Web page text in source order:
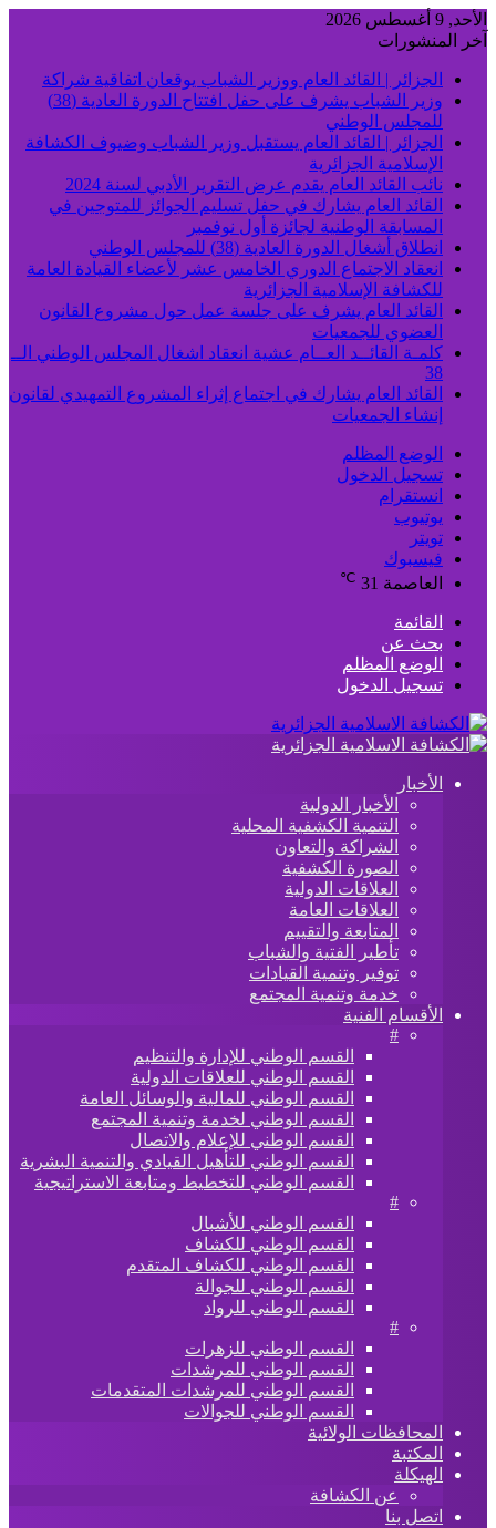
الأحد, 9 أغسطس 2026
آخر المنشورات
الجزائر | القائد العام ووزير الشباب يوقعان اتفاقية شراكة
وزير الشباب يشرف على حفل افتتاح الدورة العادية (38)
للمجلس الوطني
الجزائر | القائد العام يستقبل وزير الشباب وضيوف الكشافة
الإسلامية الجزائرية
نائب القائد العام يقدم عرض التقرير الأدبي لسنة 2024
القائد العام يشارك في حفل تسليم الجوائز للمتوجين في
المسابقة الوطنية لجائزة أول نوفمبر
انطلاق أشغال الدورة العادية (38) للمجلس الوطني
انعقاد الاجتماع الدوري الخامس عشر لأعضاء القيادة العامة
للكشافة الإسلامية الجزائرية
القائد العام يشرف على جلسة عمل حول مشروع القانون
العضوي للجمعيات
كلمـة القائــد العــام عشية انعقاد اشغال المجلس الوطني الــ
38
القائد العام يشارك في اجتماع إثراء المشروع التمهيدي لقانون
إنشاء الجمعيات
الوضع المظلم
تسجيل الدخول
انستقرام
يوتيوب
تويتر
فيسبوك
العاصمة 31
℃
القائمة
بحث عن
الوضع المظلم
تسجيل الدخول
الأخبار
الأخبار الدولية
التنمية الكشفية المحلية
الشراكة والتعاون
الصورة الكشفية
العلاقات الدولية
العلاقات العامة
المتابعة والتقييم
تأطير الفتية والشباب
توفير وتنمية القيادات
خدمة وتنمية المجتمع
الأقسام الفنية
#
القسم الوطني للإدارة والتنظيم
القسم الوطني للعلاقات الدولية
القسم الوطني للمالية والوسائل العامة
القسم الوطني لخدمة وتنمية المجتمع
القسم الوطني للإعلام والاتصال
القسم الوطني للتأهيل القيادي والتنمية البشرية
القسم الوطني للتخطيط ومتابعة الاستراتيجية
#
القسم الوطني للأشبال
القسم الوطني للكشاف
القسم الوطني للكشاف المتقدم
القسم الوطني للجوالة
القسم الوطني للرواد
#
القسم الوطني للزهرات
القسم الوطني للمرشدات
القسم الوطني للمرشدات المتقدمات
القسم الوطني للجوالات
المحافظات الولائية
المكتبة
الهيكلة
عن الكشافة
اتصل بنا